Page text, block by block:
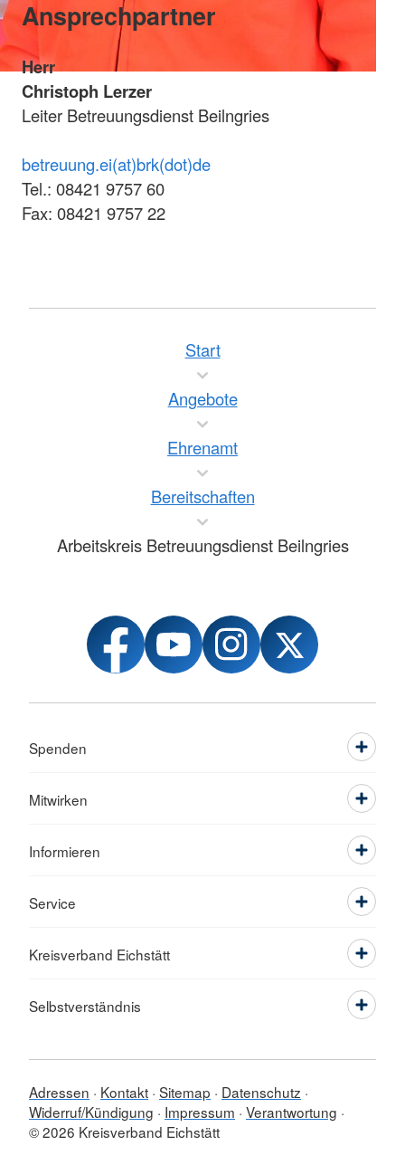
Ansprechpartner
Herr
Christoph Lerzer
Leiter Betreuungsdienst Beilngries
betreuung.ei(at)brk(dot)de
Tel.: 08421 9757 60
Fax: 08421 9757 22
Start
Angebote
Ehrenamt
Bereitschaften
Arbeitskreis Betreuungsdienst Beilngries
Spenden
Mitwirken
Informieren
Service
Kreisverband Eichstätt
Selbstverständnis
Adressen Kontakt Sitemap
Datenschutz
Widerruf/Kündigung
Impressum Verantwortung
© 2026 Kreisverband Eichstätt